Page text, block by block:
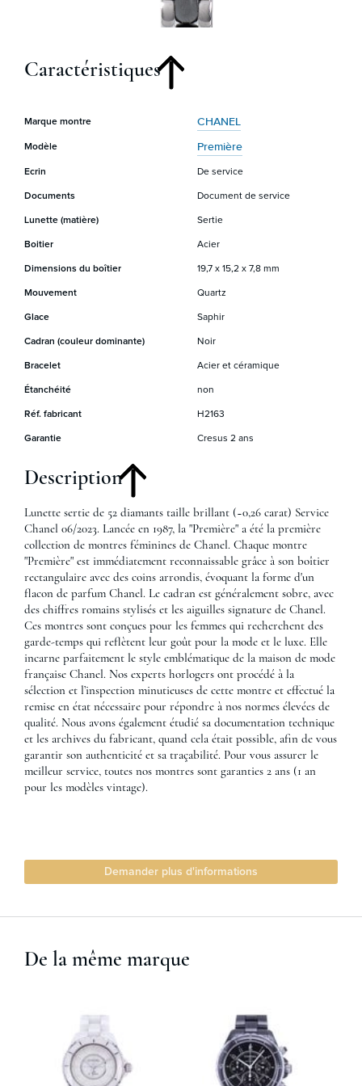
Caractéristiques
Marque montre CHANEL
Modèle Première
Ecrin De service
Documents Document de service
Lunette (matière) Sertie
Boitier Acier
Dimensions du boîtier 19,7 x 15,2 x 7,8 mm
Mouvement Quartz
Glace Saphir
Cadran (couleur dominante) Noir
Bracelet Acier et céramique
Étanchéité non
Réf. fabricant H2163
Garantie Cresus 2 ans
Description
Lunette sertie de 52 diamants taille brillant (~0,26 carat) Service
Chanel 06/2023. Lancée en 1987, la "Première" a été la première
collection de montres féminines de Chanel. Chaque montre
"Première" est immédiatement reconnaissable grâce à son boîtier
rectangulaire avec des coins arrondis, évoquant la forme d'un
flacon de parfum Chanel. Le cadran est généralement sobre, avec
des chiffres romains stylisés et les aiguilles signature de Chanel.
Ces montres sont conçues pour les femmes qui recherchent des
garde-temps qui reflètent leur goût pour la mode et le luxe. Elle
incarne parfaitement le style emblématique de la maison de mode
française Chanel. Nos experts horlogers ont procédé à la
sélection et l’inspection minutieuses de cette montre et effectué la
remise en état nécessaire pour répondre à nos normes élevées de
qualité. Nous avons également étudié sa documentation technique
et les archives du fabricant, quand cela était possible, afin de vous
garantir son authenticité et sa traçabilité. Pour vous assurer le
meilleur service, toutes nos montres sont garanties 2 ans (1 an
pour les modèles vintage).
Demander plus d'informations
De la même marque